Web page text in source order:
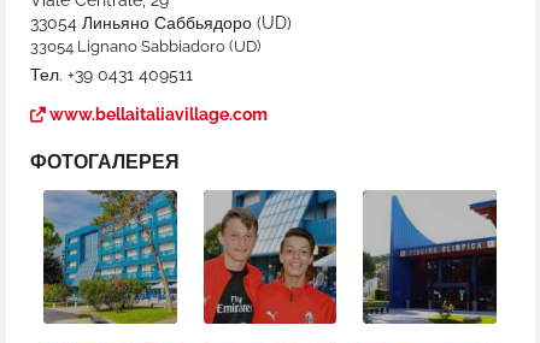
33054 Линьяно Саббьядоро(UD)
33054 Lignano Sabbiadoro (UD)
Тел. +39 0431 409511
www.bellaitaliavillage.com
ФОТОГАЛЕРЕЯ